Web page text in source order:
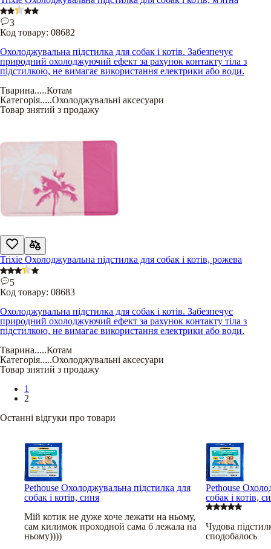
3
Код товару: 08682
Охолоджувальна підстилка для собак і котів. Забезпечує
природний охолоджуючий ефект за рахунок контакту тіла з
підстилкою, не вимагає використання електрики або води.
Тварина.....Котам
Категорія.....Охолоджувальні аксесуари
Товар знятий з продажу
Trixie Охолоджувальна підстилка для собак і котів, рожева
5
Код товару: 08683
Охолоджувальна підстилка для собак і котів. Забезпечує
природний охолоджуючий ефект за рахунок контакту тіла з
підстилкою, не вимагає використання електрики або води.
Тварина.....Котам
Категорія.....Охолоджувальні аксесуари
Товар знятий з продажу
1
2
Останні відгуки про товари
Pethouse Охолоджувальна підстилка для
собак і котів, синя
Мій котик не дуже хоче лежати на ньому,
сам килимок проходной сама б лежала на
ньому))))
Pethouse
собак і котів,
Чудова
сподобалось